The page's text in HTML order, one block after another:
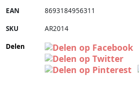
EAN 8693184956311
SKU AR2014
Delen